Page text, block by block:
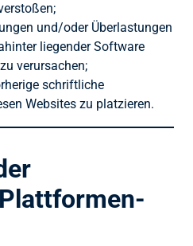
und/oder Überlastungen
liegender Software
verursachen;
schriftliche
Websites zu platzieren.